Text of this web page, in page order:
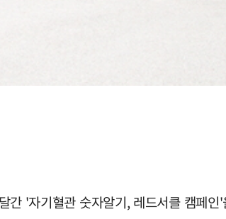
'자기혈관 숫자알기, 레드서클 캠페